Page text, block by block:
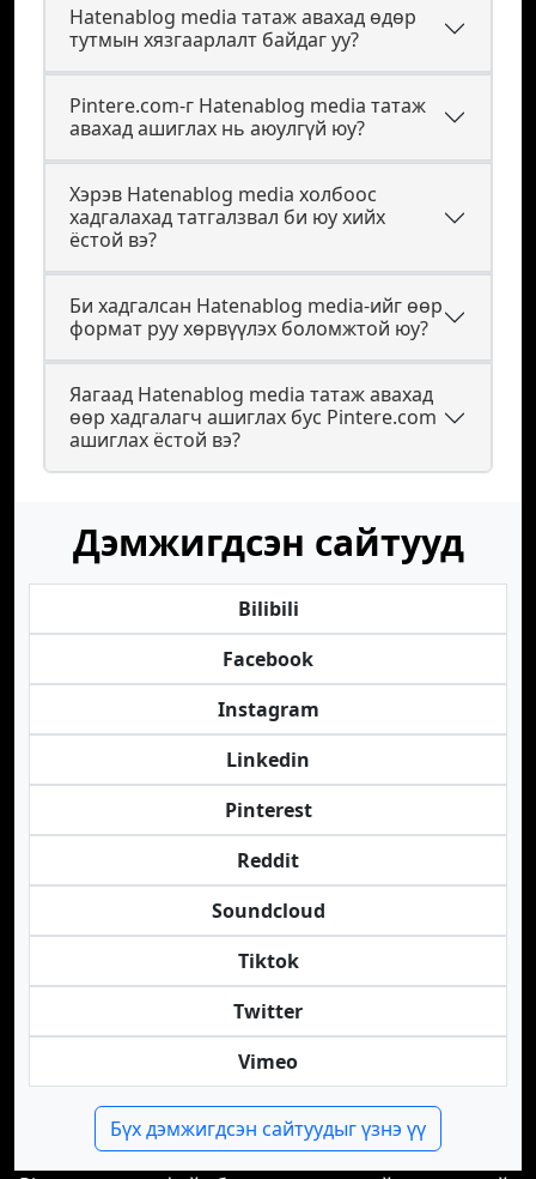
Hatenablog media татаж авахад өдөр
тутмын хязгаарлалт байдаг уу?
Pintere.com-г Hatenablog media татаж
авахад ашиглах нь аюулгүй юу?
Хэрэв Hatenablog media холбоос
хадгалахад татгалзвал би юу хийх
ёстой вэ?
Би хадгалсан Hatenablog media-ийг өөр
формат руу хөрвүүлэх боломжтой юу?
Яагаад Hatenablog media татаж авахад
өөр хадгалагч ашиглах бус Pintere.com
ашиглах ёстой вэ?
Дэмжигдсэн сайтууд
Bilibili
Facebook
Instagram
Linkedin
Pinterest
Reddit
Soundcloud
Tiktok
Twitter
Vimeo
Бүх дэмжигдсэн сайтуудыг үзнэ үү